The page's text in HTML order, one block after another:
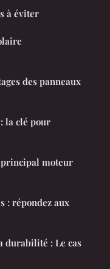
à éviter
des panneaux
la clé pour
moteur
: répondez aux
durabilité : Le cas